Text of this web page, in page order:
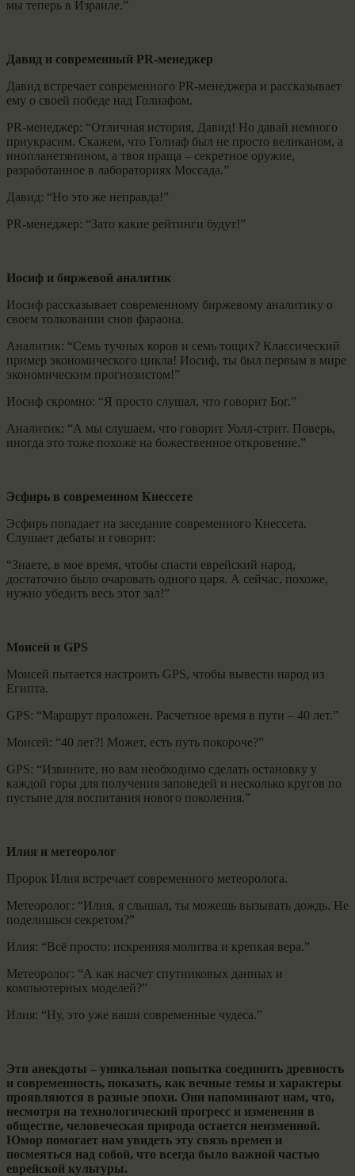
мы теперь в Израиле.”
Давид и современный PR-менеджер
Давид встречает современного PR-менеджера и рассказывает
ему о своей победе над Голиафом.
PR-менеджер: “Отличная история, Давид! Но давай немного
приукрасим. Скажем, что Голиаф был не просто великаном, а
инопланетянином, а твоя праща – секретное оружие,
разработанное в лабораториях Моссада.”
Давид: “Но это же неправда!”
PR-менеджер: “Зато какие рейтинги будут!”
Иосиф и биржевой аналитик
Иосиф рассказывает современному биржевому аналитику о
своем толковании снов фараона.
Аналитик: “Семь тучных коров и семь тощих? Классический
пример экономического цикла! Иосиф, ты был первым в мире
экономическим прогнозистом!”
Иосиф скромно: “Я просто слушал, что говорит Бог.”
Аналитик: “А мы слушаем, что говорит Уолл-стрит. Поверь,
иногда это тоже похоже на божественное откровение.”
Эсфирь в современном Кнессете
Эсфирь попадает на заседание современного Кнессета.
Слушает дебаты и говорит:
“Знаете, в мое время, чтобы спасти еврейский народ,
достаточно было очаровать одного царя. А сейчас, похоже,
нужно убедить весь этот зал!”
Моисей и GPS
Моисей пытается настроить GPS, чтобы вывести народ из
Египта.
GPS: “Маршрут проложен. Расчетное время в пути – 40 лет.”
Моисей: “40 лет?! Может, есть путь покороче?”
GPS: “Извините, но вам необходимо сделать остановку у
каждой горы для получения заповедей и несколько кругов по
пустыне для воспитания нового поколения.”
Илия и метеоролог
Пророк Илия встречает современного метеоролога.
Метеоролог: “Илия, я слышал, ты можешь вызывать дождь. Не
поделишься секретом?”
Илия: “Всё просто: искренняя молитва и крепкая вера.”
Метеоролог: “А как насчет спутниковых данных и
компьютерных моделей?”
Илия: “Ну, это уже ваши современные чудеса.”
Эти анекдоты – уникальная попытка соединить древность
и современность, показать, как вечные темы и характеры
проявляются в разные эпохи. Они напоминают нам, что,
несмотря на технологический прогресс и изменения в
обществе, человеческая природа остается неизменной.
Юмор помогает нам увидеть эту связь времен и
посмеяться над собой, что всегда было важной частью
еврейской культуры.